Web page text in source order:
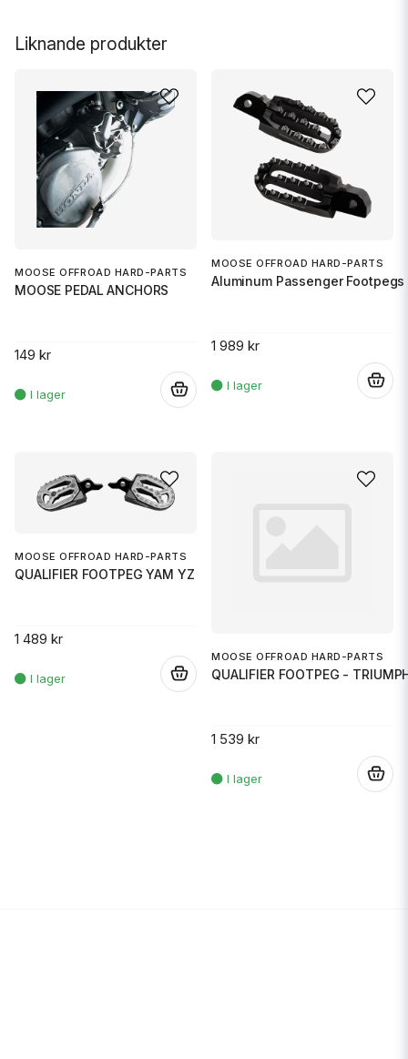
Liknande produkter
MOOSE OFFROAD HARD-PARTS
MOOSE PEDAL ANCHORS
149 kr
MOOSE OFFROAD HARD-PARTS
Aluminum Passenger
1 989 kr
MOOSE OFFROAD HARD-PARTS
QUALIFIER FOOTPEG YAM YZ
1 489 kr
MOOSE OFFROAD HARD-PARTS
QUALIFIER FOOTPEG -
1 539 kr